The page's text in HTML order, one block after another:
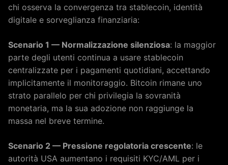
chi osserva la convergenza tra stablecoin, identità
digitale e sorveglianza finanziaria:
Scenario 1 — Normalizzazione silenziosa: la maggior
parte degli utenti continua a usare stablecoin
centralizzate per i pagamenti quotidiani, accettando
implicitamente il monitoraggio. Bitcoin rimane uno
strato parallelo per chi privilegia la sovranità
monetaria, ma la sua adozione non raggiunge la
massa nel breve termine.
Scenario 2 — Pressione regolatoria crescente: le
autorità USA aumentano i requisiti KYC/AML per i